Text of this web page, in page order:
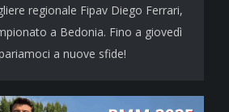
regionale Fipav Diego Ferrari,
a Bedonia. Fino a giovedì
a nuove sfide!